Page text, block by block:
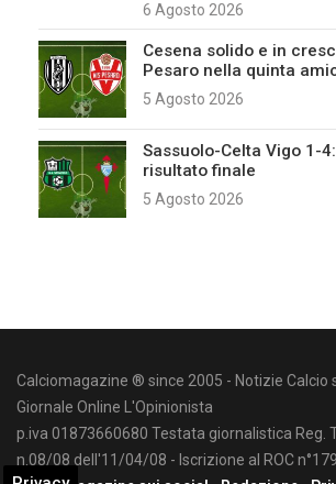
6 Agosto 2026
Cesena solido e in
Pesaro nella quinta
5 Agosto 2026
Sassuolo-Celta Vigo 1-
risultato finale
5 Agosto 2026
Calciomagazine ® since 2005 - Notizie Calcio
Giornale Online L'Opinionista
p.iva 01873660680 Testata giornalistica Reg.
n.08/08 dell'11/04/08 - Iscrizione al ROC